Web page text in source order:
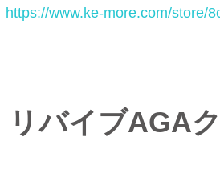
https://www.ke-more.com/store/
リバイブAGA